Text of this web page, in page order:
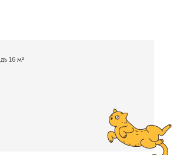
16 м²